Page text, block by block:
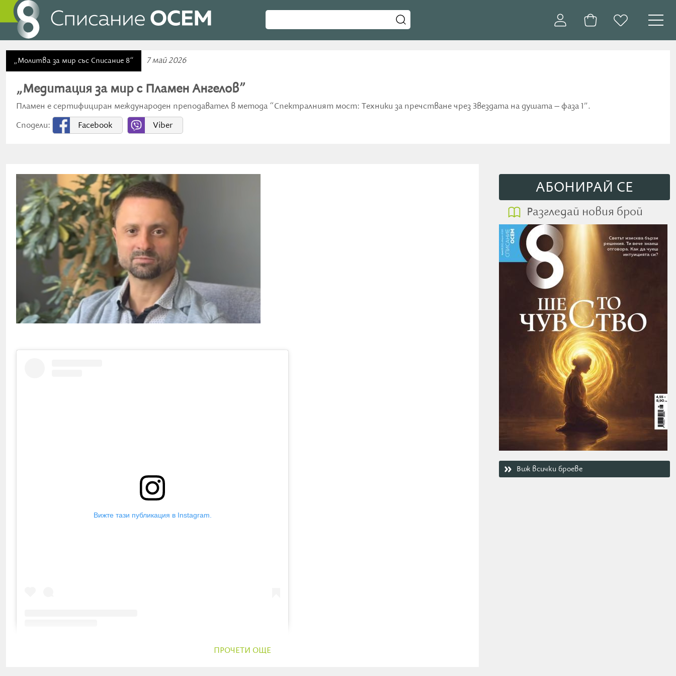
„Молитва за мир със Списание 8“ 7 май 2026
„Медитация за мир с Пламен Ангелов”
Пламен е сертифициран международен преподавател в метода “Спектралният мост: Техники за пречстване чрез Звездата на душата – фаза 1”.
Сподели:
Facebook Viber
Вижте тази публикация в Instagram.
Публикация, споделена от Списание 8 (@spisanie8)ПРОЧЕТИ ОЩЕ
АБОНИРАЙ СE
Разгледай новия брой
Виж всички броеве